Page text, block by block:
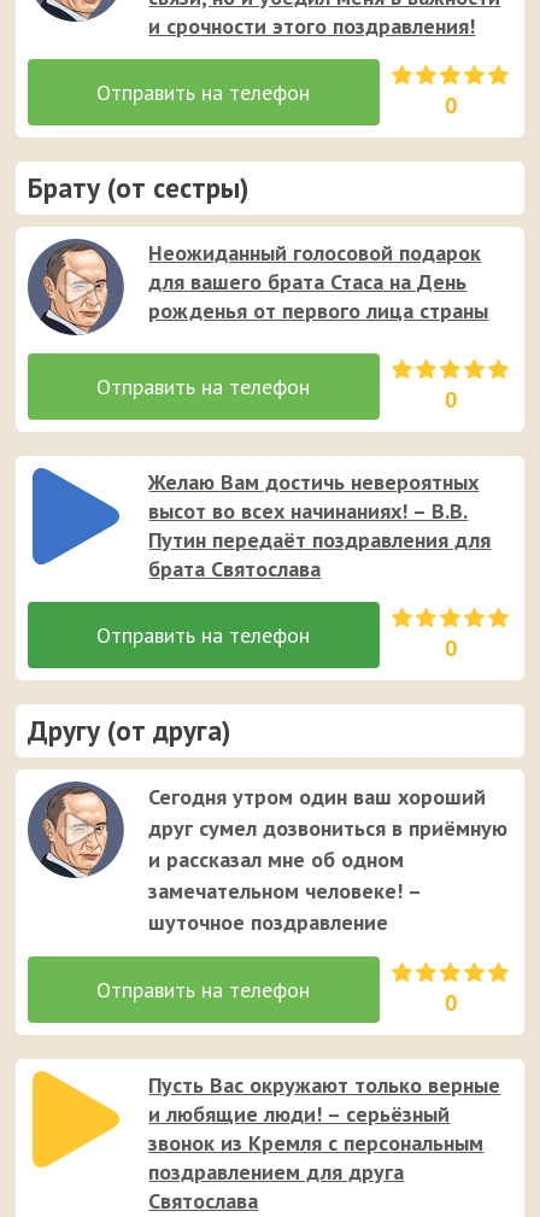
и срочности этого поздравления!
0
Брату (от сестры)
Неожиданный голосовой подарок
для вашего брата Стаса на День
рожденья от первого лица страны
0
Желаю Вам достичь невероятных
высот во всех начинаниях! – В.В.
Путин передаёт поздравления для
брата Святослава
0
Другу (от друга)
Сегодня утром один ваш хороший
друг сумел дозвониться в приёмную
и рассказал мне об одном
замечательном человеке! –
шуточное поздравление
0
Пусть Вас окружают только верные
и любящие люди! – серьёзный
звонок из Кремля с персональным
поздравлением для друга
Святослава